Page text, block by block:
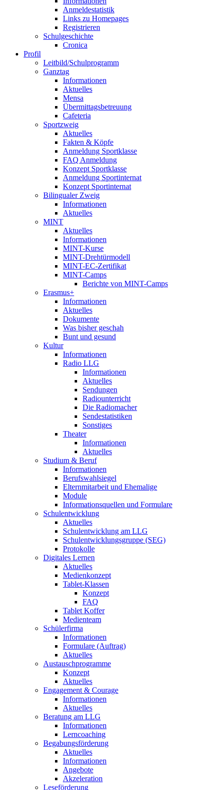
Anmeldestatistik
Links zu Homepages
Registrieren
Schulgeschichte
Cronica
Profil
Leitbild/Schulprogramm
Ganztag
Informationen
Aktuelles
Mensa
Übermittagsbetreuung
Cafeteria
Sportzweig
Aktuelles
Fakten & Köpfe
Anmeldung Sportklasse
FAQ Anmeldung
Konzept Sportklasse
Anmeldung Sportinternat
Konzept Sportinternat
Bilingualer Zweig
Informationen
Aktuelles
MINT
Aktuelles
Informationen
MINT-Kurse
MINT-Drehtürmodell
MINT-EC-Zertifikat
MINT-Camps
Berichte von MINT-Camps
Erasmus+
Informationen
Aktuelles
Dokumente
Was bisher geschah
Bunt und gesund
Kultur
Informationen
Radio LLG
Informationen
Aktuelles
Sendungen
Radiounterricht
Die Radiomacher
Sendestatistiken
Sonstiges
Theater
Informationen
Aktuelles
Studium & Beruf
Informationen
Berufswahlsiegel
Elternmitarbeit und Ehemalige
Module
Informationsquellen und Formulare
Schulentwicklung
Aktuelles
Schulentwicklung am LLG
Schulentwicklungsgruppe (SEG)
Protokolle
Digitales Lernen
Aktuelles
Medienkonzept
Tablet-Klassen
Konzept
FAQ
Tablet Koffer
Medienteam
Schülerfirma
Informationen
Formulare (Auftrag)
Aktuelles
Austauschprogramme
Konzept
Aktuelles
Engagement & Courage
Informationen
Aktuelles
Beratung am LLG
Informationen
Lerncoaching
Begabungsförderung
Aktuelles
Informationen
Angebote
Akzeleration
Leseförderung